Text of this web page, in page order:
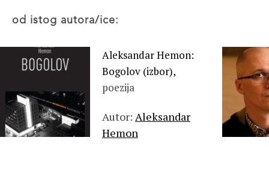
od istog autora/ice:
Aleksandar Hemon:
Bogolov (izbor),
poezija
Autor: Aleksandar
Hemon